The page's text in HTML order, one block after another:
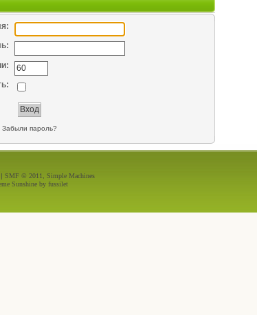
Забыли пароль?
| SMF © 2011
Simple Machines
Sunshine by fussilet